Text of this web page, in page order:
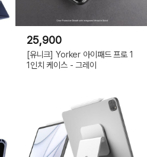
25,900
[유니크] Yorker 아이패드 프로 1
1인치 케이스 - 그레이